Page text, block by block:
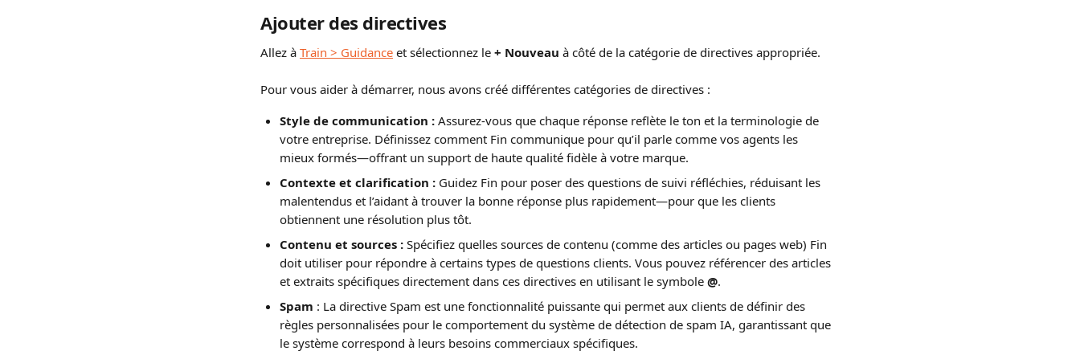
Ajouter des directives
Allez à Train > Guidance et sélectionnez le + Nouveau à côté de la catégorie de directives appropriée.
Pour vous aider à démarrer, nous avons créé différentes catégories de directives :
Style de communication : Assurez-vous que chaque réponse reflète le ton et la terminologie de
votre entreprise. Définissez comment Fin communique pour qu’il parle comme vos agents les
mieux formés—offrant un support de haute qualité fidèle à votre marque.
Contexte et clarification : Guidez Fin pour poser des questions de suivi réfléchies, réduisant les
malentendus et l’aidant à trouver la bonne réponse plus rapidement—pour que les clients
obtiennent une résolution plus tôt.
Contenu et sources : Spécifiez quelles sources de contenu (comme des articles ou pages web) Fin
doit utiliser pour répondre à certains types de questions clients. Vous pouvez référencer des articles
et extraits spécifiques directement dans ces directives en utilisant le symbole @.
Spam : La directive Spam est une fonctionnalité puissante qui permet aux clients de définir des
règles personnalisées pour le comportement du système de détection de spam IA, garantissant que
le système correspond à leurs besoins commerciaux spécifiques.